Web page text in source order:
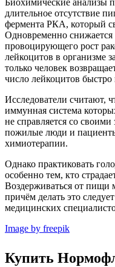
Биохимические анализы
длительное отсутствие
фермента РКА, который
Одновременно снижается
провоцирующего рост
лейкоцитов в организме
только человек
число лейкоцитов быстро
Исследователи считают,
иммунная система
не справляется со
пожилые люди и
химиотерапии.
Однако практиковать
особенно тем, кто
Воздерживаться от пищи
причём делать это
медицинских
Image by freepik
Купить